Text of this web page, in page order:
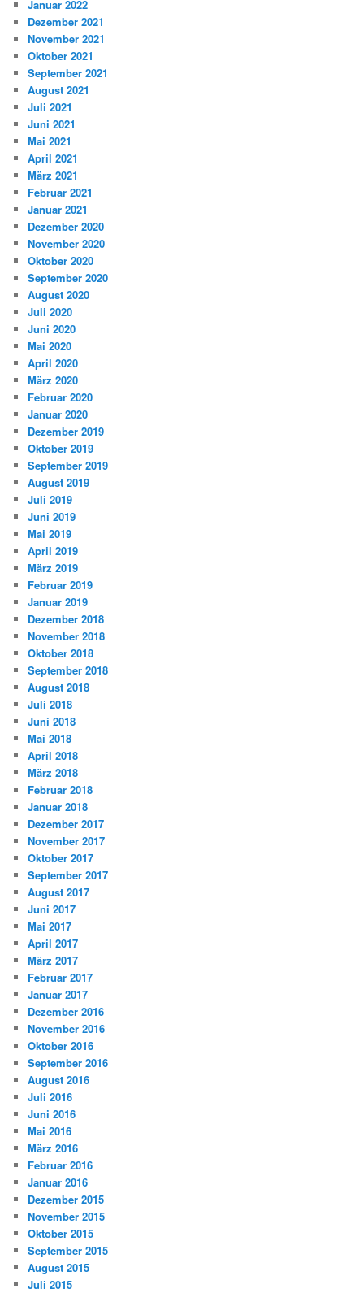
Januar 2022
Dezember 2021
November 2021
Oktober 2021
September 2021
August 2021
Juli 2021
Juni 2021
Mai 2021
April 2021
März 2021
Februar 2021
Januar 2021
Dezember 2020
November 2020
Oktober 2020
September 2020
August 2020
Juli 2020
Juni 2020
Mai 2020
April 2020
März 2020
Februar 2020
Januar 2020
Dezember 2019
Oktober 2019
September 2019
August 2019
Juli 2019
Juni 2019
Mai 2019
April 2019
März 2019
Februar 2019
Januar 2019
Dezember 2018
November 2018
Oktober 2018
September 2018
August 2018
Juli 2018
Juni 2018
Mai 2018
April 2018
März 2018
Februar 2018
Januar 2018
Dezember 2017
November 2017
Oktober 2017
September 2017
August 2017
Juni 2017
Mai 2017
April 2017
März 2017
Februar 2017
Januar 2017
Dezember 2016
November 2016
Oktober 2016
September 2016
August 2016
Juli 2016
Juni 2016
Mai 2016
März 2016
Februar 2016
Januar 2016
Dezember 2015
November 2015
Oktober 2015
September 2015
August 2015
Juli 2015